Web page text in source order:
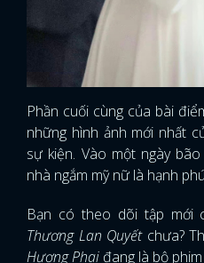
Phần cuối cùng của bài
những hình ảnh mới nhất
sự kiện. Vào một ngày
nhà ngắm mỹ nữ là hạnh
Bạn có theo dõi tập mới
Thương Lan Quyết chưa?
Hương Phai đang là bộ